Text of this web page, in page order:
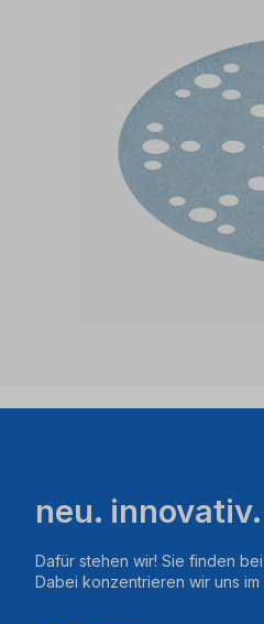
neu.
Dafür stehen wir! Sie finden
Dabei konzentrieren wir uns